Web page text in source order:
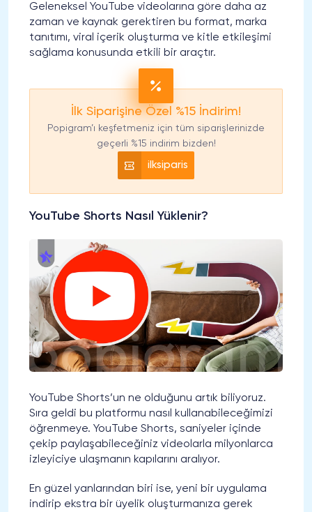
Geleneksel YouTube videolarına göre daha az
zaman ve kaynak gerektiren bu format, marka
tanıtımı, viral içerik oluşturma ve kitle etkileşimi
sağlama konusunda etkili bir araçtır.
İlk Siparişine Özel %15 İndirim!
Popigram’ı keşfetmeniz için tüm siparişlerinizde
geçerli %15 indirim bizden!
ilksiparis
YouTube Shorts Nasıl Yüklenir?
YouTube Shorts’un ne olduğunu artık biliyoruz.
Sıra geldi bu platformu nasıl kullanabileceğimizi
öğrenmeye. YouTube Shorts, saniyeler içinde
çekip paylaşabileceğiniz videolarla milyonlarca
izleyiciye ulaşmanın kapılarını aralıyor.
En güzel yanlarından biri ise, yeni bir uygulama
indirip ekstra bir üyelik oluşturmanıza gerek